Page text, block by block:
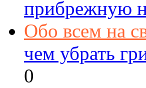
прибрежную
Обо всем на
чем убрать
0